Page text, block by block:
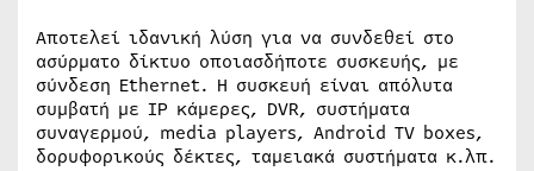
Αποτελεί ιδανική λύση για να συνδεθεί στο
ασύρματο δίκτυο οποιασδήποτε συσκευής, με
σύνδεση Ethernet. Η συσκευή είναι απόλυτα
συμβατή με IP κάμερες, DVR, συστήματα
συναγερμού, media players, Android TV boxes,
δορυφορικούς δέκτες, ταμειακά συστήματα κ.λπ.